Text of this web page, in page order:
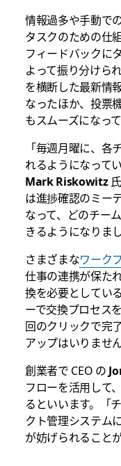
情報過多や手動で
タスクのための仕
フィードバックに
よって振り分けら
を横断した最新情
なったほか、投票
もスムーズになって
「毎週月曜に、各
れるようになって
Mark Riskowitz
は進捗確認のミー
なって、どのチー
きるようになりまし
さまざまなワーク
仕事の連携が保た
換を必要としてい
ーで交換プロセス
回のクリックで完
アップはいりません
創業者で CEO の
フローを活用して
るといいます。「
クト管理システム
が妨げられること